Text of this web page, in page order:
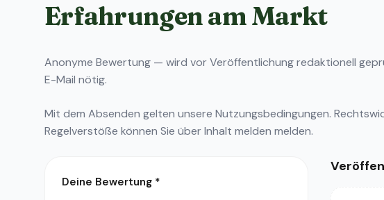
Erfahrungen am Markt
Anonyme Bewertung — wird vor Veröffentlichung redaktionell
E-Mail nötig.
Mit dem Absenden gelten unsere Nutzungsbedingungen.
Regelverstöße können Sie überInhalt melden melden.
Deine Bewertung *